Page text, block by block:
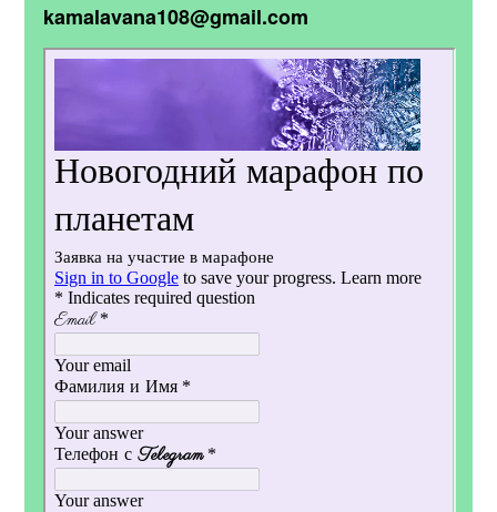
kamalavana108@gmail.com